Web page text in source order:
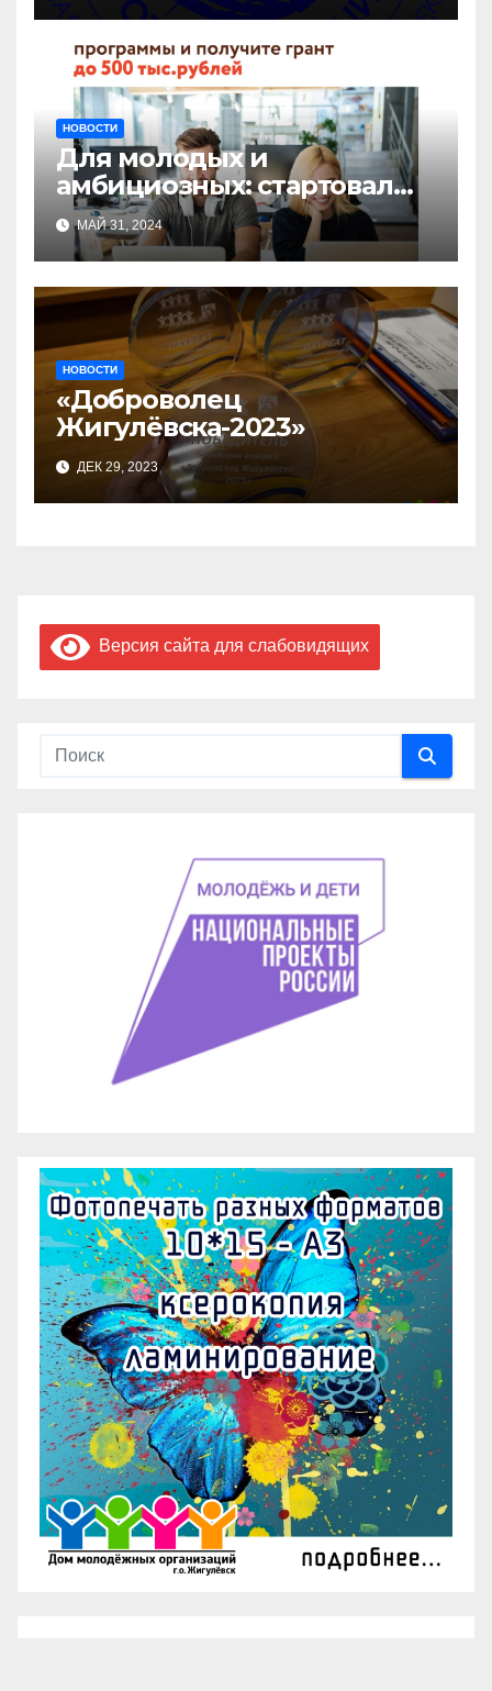
НОВОСТИ
Для молодых и
амбициозных: стартовал
прием заявок на участие в
бизнес-акселераторе «Ты
предприниматель»
МАЙ 31, 2024
НОВОСТИ
«Доброволец
Жигулёвска-2023»
ДЕК 29, 2023
Версия сайта для слабовидящих